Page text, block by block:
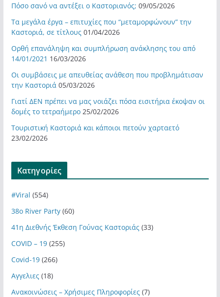
Πόσο σανό να αντέξει ο Καστοριανός; 09/05/2026
Τα μεγάλα έργα – επιτυχίες που “μεταμορφώνουν” την
Καστοριά, σε τίτλους 01/04/2026
Ορθή επανάληψη και συμπλήρωση ανάκλησης του από
14/01/2021 16/03/2026
Οι συμβάσεις με απευθείας ανάθεση που προβλημάτισαν
την Καστοριά 05/03/2026
Γιατί ΔΕΝ πρέπει να μας νοιάζει πόσα εισιτήρια έκοψαν οι
δομές το τετραήμερο 25/02/2026
Τουριστική Καστοριά και κάποιοι πετούν χαρταετό
23/02/2026
Kατηγορίες
#Viral (554)
38ο River Party(60)
41η Διεθνής Έκθεση Γούνας Καστοριάς(33)
COVID – 19(255)
Covid-19(266)
Αγγελιες(18)
Ανακοινώσεις – Χρήσιμες Πληροφορίες(7)